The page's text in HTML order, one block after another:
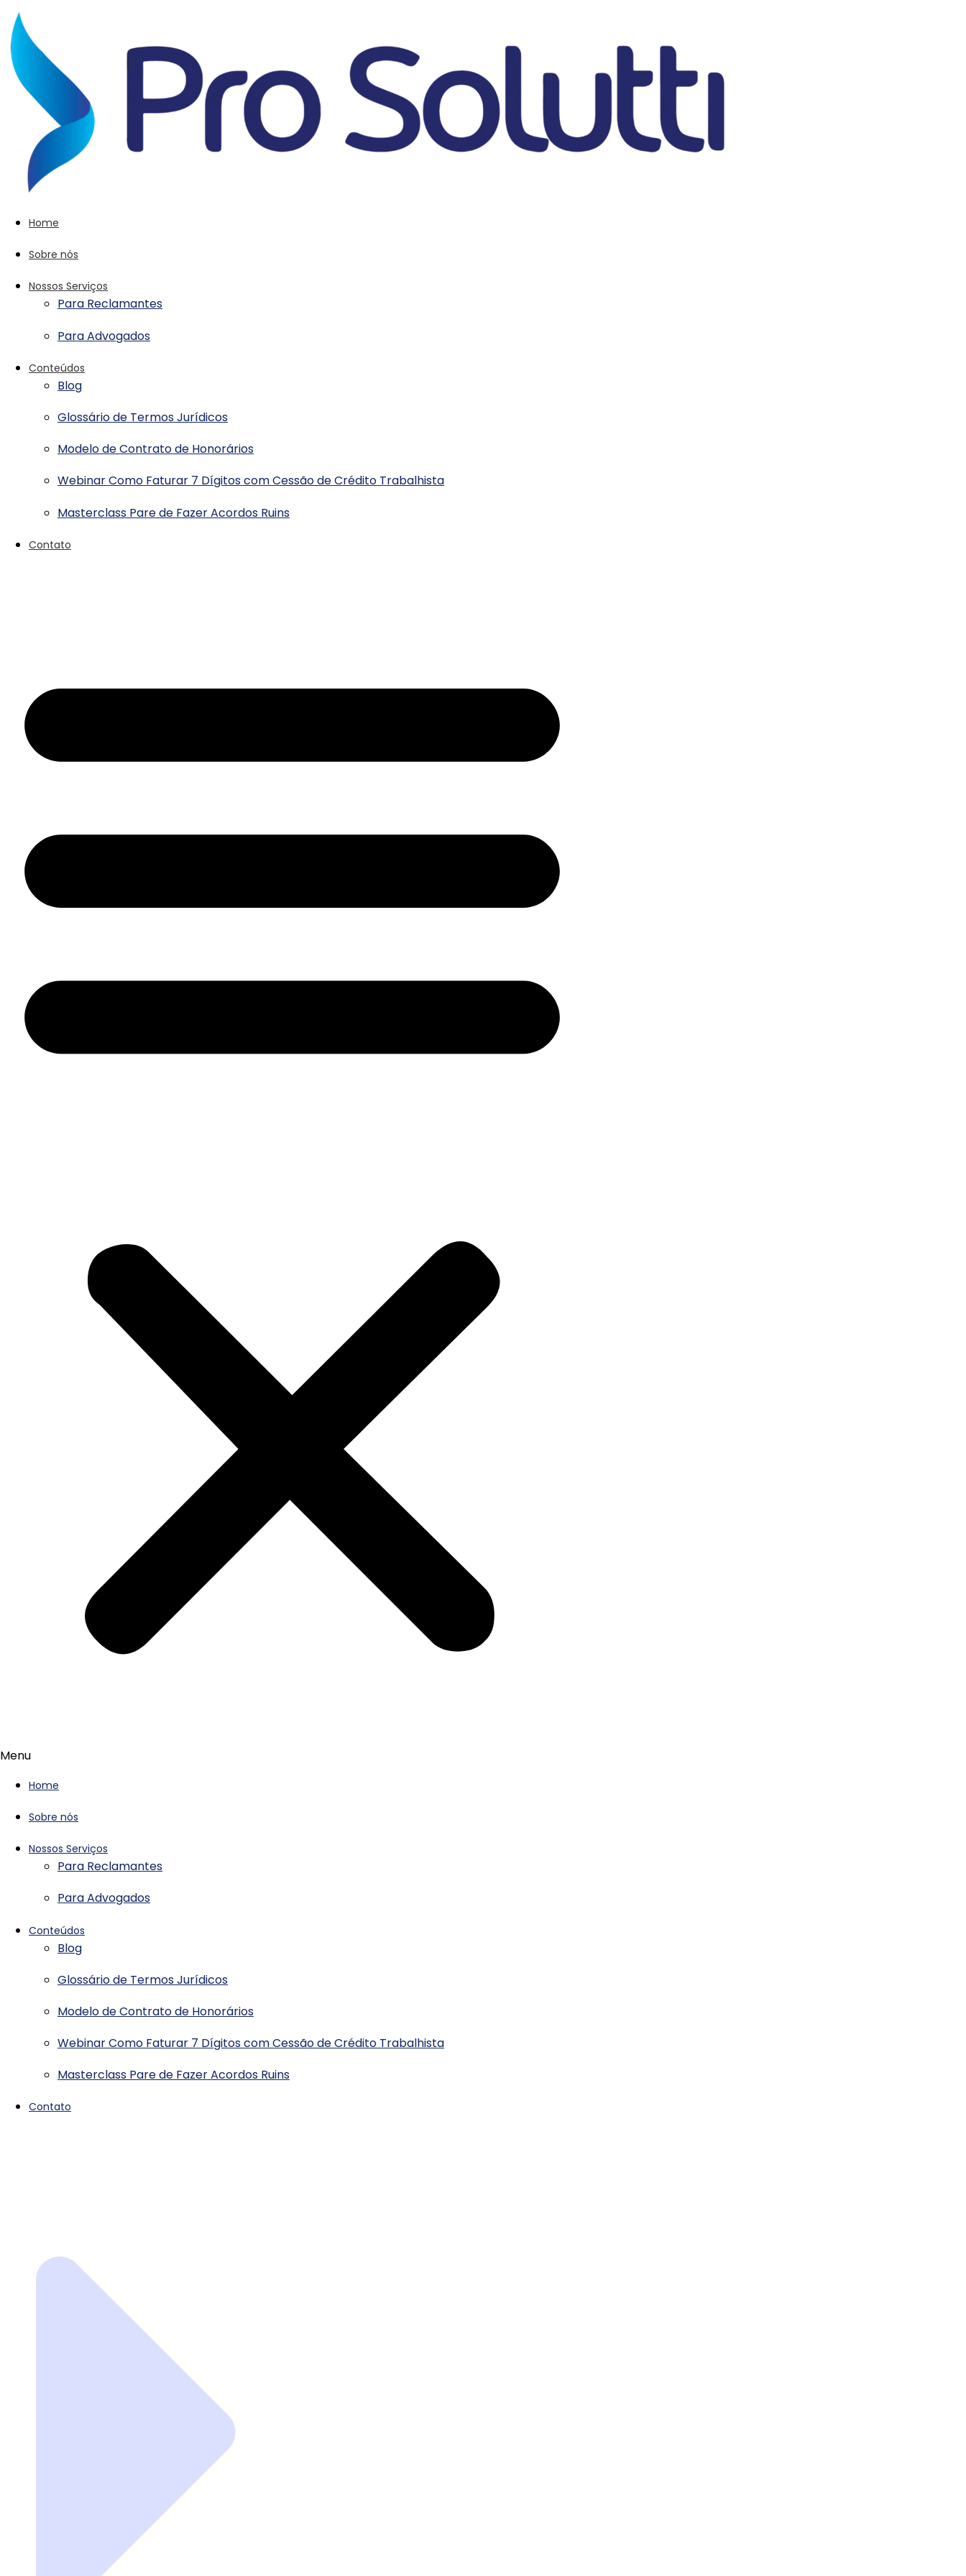
Home
Sobre nós
Nossos Serviços
Para Reclamantes
Para Advogados
Conteúdos
Blog
Glossário de Termos Jurídicos
Modelo de Contrato de Honorários
Webinar Como Faturar 7 Dígitos com Cessão de Crédito Trabalhista
Masterclass Pare de Fazer Acordos Ruins
Contato
Menu
Home
Sobre nós
Nossos Serviços
Para Reclamantes
Para Advogados
Conteúdos
Blog
Glossário de Termos Jurídicos
Modelo de Contrato de Honorários
Webinar Como Faturar 7 Dígitos com Cessão de Crédito Trabalhista
Masterclass Pare de Fazer Acordos Ruins
Contato